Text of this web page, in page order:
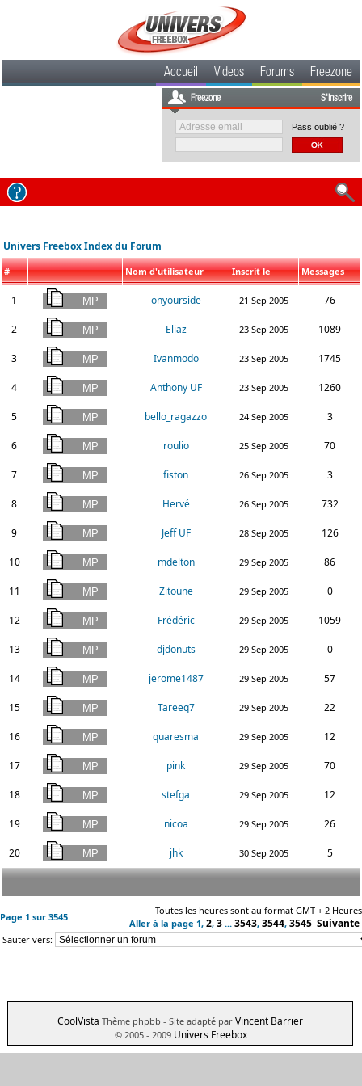
Accueil Videos Forums Freezone
Freezone S'inscrire
Pass oublié ?
Univers Freebox Index du Forum
# Nom d'utilisateur Inscrit le Messages
1 onyourside 21 Sep 2005 76
2 Eliaz 23 Sep 2005 1089
3 Ivanmodo 23 Sep 2005 1745
4 Anthony UF 23 Sep 2005 1260
5 bello_ragazzo 24 Sep 2005 3
6 roulio 25 Sep 2005 70
7 fiston 26 Sep 2005 3
8 Hervé 26 Sep 2005 732
9 Jeff UF 28 Sep 2005 126
10 mdelton 29 Sep 2005 86
11 Zitoune 29 Sep 2005 0
12 Frédéric 29 Sep 2005 1059
13 djdonuts 29 Sep 2005 0
14 jerome1487 29 Sep 2005 57
15 Tareeq7 29 Sep 2005 22
16 quaresma 29 Sep 2005 12
17 pink 29 Sep 2005 70
18 stefga 29 Sep 2005 12
19 nicoa 29 Sep 2005 26
20 jhk 30 Sep 2005 5
Page 1 sur 3545
Toutes les heures sont au format GMT + 2 Heures
Aller à la page 1, 2, 3 ... 3543, 3544, 3545 Suivante
Sauter vers:
CoolVista Thème phpbb - Site adapté par Vincent Barrier
© 2005 - 2009 Univers Freebox